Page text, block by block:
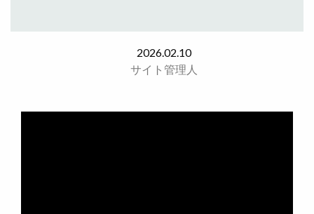
2026.02.10
サイト管理人